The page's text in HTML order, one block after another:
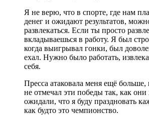
Я не верю, что в спорте, где нам
денег и ожидают результатов,
развлекаться. Если ты просто
вкладываешься в работу. Я был
когда выигрывал гонки, был
ехал. Нужно было работать,
себя.
Пресса атаковала меня ещё больше,
не отмечал эти победы так, как
ожидали, что я буду праздновать
как будто это чемпионство.